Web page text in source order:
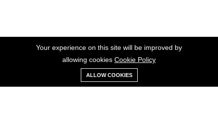
©2023 Hoa Nelly . All Rights Reserved.
0
Xe
đẩy
Danh sách
yêu thích
Your experience on this site will be improved by
allowing cookies Cookie Policy
ALLOW COOKIES